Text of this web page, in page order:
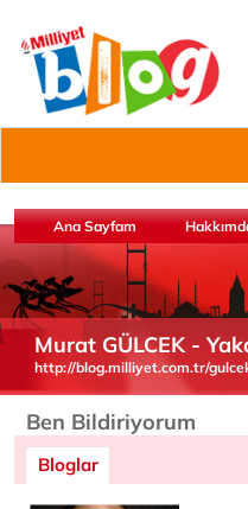
Ana Sayfam
Murat GÜLCEK -
http://blog.milliyet.com.tr/
Ben Bildiriyorum
Bloglar